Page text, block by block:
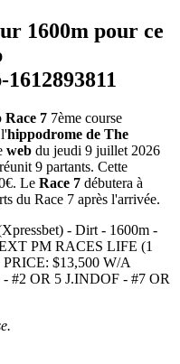
1600m pour ce
Race 7 7ème course
hippodrome de The
web du jeudi 9 juillet 2026
9 partants. Cette
Le Race 7 débutera à
du Race 7 après l'arrivée.
- Dirt - 1600m -
PM RACES LIFE (1
$13,500 W/A
#2 OR 5 J.INDOF - #7 OR